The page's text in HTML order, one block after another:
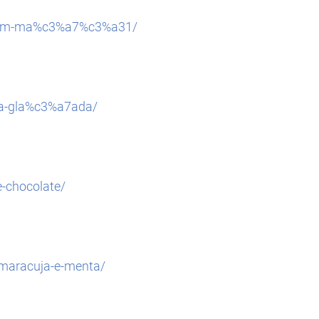
ma%c3%a7%c3%a31/
gla%c3%a7ada/
chocolate/
e-menta/